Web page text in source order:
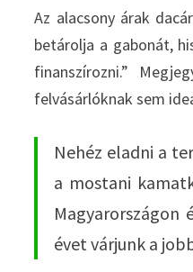
Az alacsony árak
betárolja a gabonát,
finanszírozni.”
felvásárlóknak sem
Nehéz eladni a
a mostani
Magyarországon
évet várjunk a